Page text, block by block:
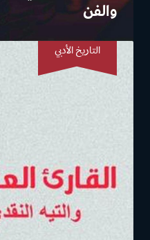
والفن
التاريخ الأدبي